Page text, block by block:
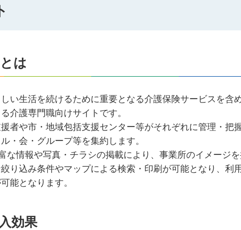
は
い生活を続けるために重要となる介護保険サービスを含
介護専門職向けサイトです。
者や市・地域包括支援センター等がそれぞれに管理・把
・会・グループ等を集約します。
な情報や写真・チラシの掲載により、事業所のイメージを
り込み条件やマップによる検索・印刷が可能となり、利
能となります。
効果